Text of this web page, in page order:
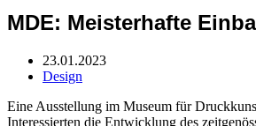
MDE: Meisterhafte
23.01.2023
Design
Eine Ausstellung im Museum für
Interessierten die Entwicklung des